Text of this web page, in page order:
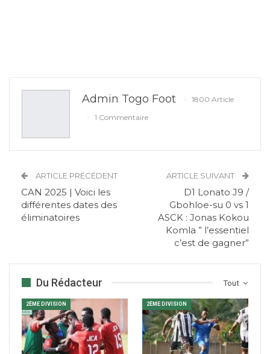
Admin Togo Foot
1800 Article
1 Commentaire
ARTICLE PRÉCÉDENT
CAN 2025 | Voici les
différentes dates des
éliminatoires
ARTICLE SUIVANT
D1 Lonato J9 /
Gbohloe-su 0 vs 1
ASCK : Jonas Kokou
Komla ” l’essentiel
c’est de gagner”
Tout
Du Rédacteur
2ÈME DIVISION 2ÈME DIVISION